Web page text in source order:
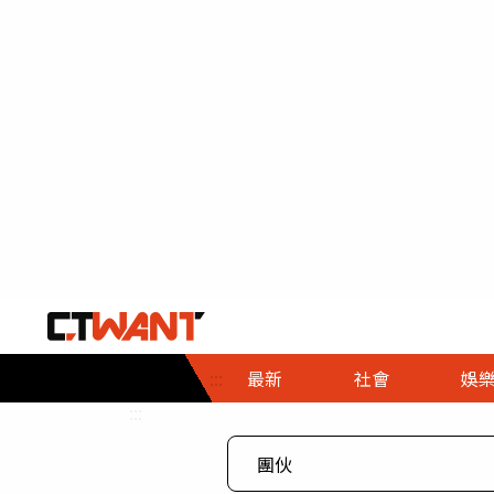
::: 最新 社會
社會首頁
時事
娛樂
娛樂首頁
即時
專題
財經首頁
熱線
３Ｃ
政